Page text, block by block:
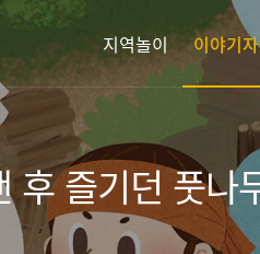
지역놀이 이야기
후 즐기던 풋나